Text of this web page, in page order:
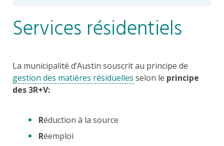
Services résidentiels
La municipalité d’Austin souscrit au principe de
gestion des matières résiduelles selon le principe
des 3R+V:
Réduction à la source
Réemploi